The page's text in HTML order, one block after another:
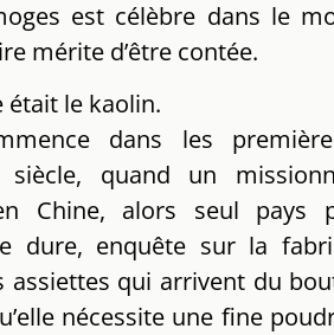
est célèbre dans le
mérite d’être contée.
était le kaolin.
dans les
siècle, quand un
Chine, alors seul pays
dure, enquête sur la
assiettes qui arrivent du
nécessite une fine